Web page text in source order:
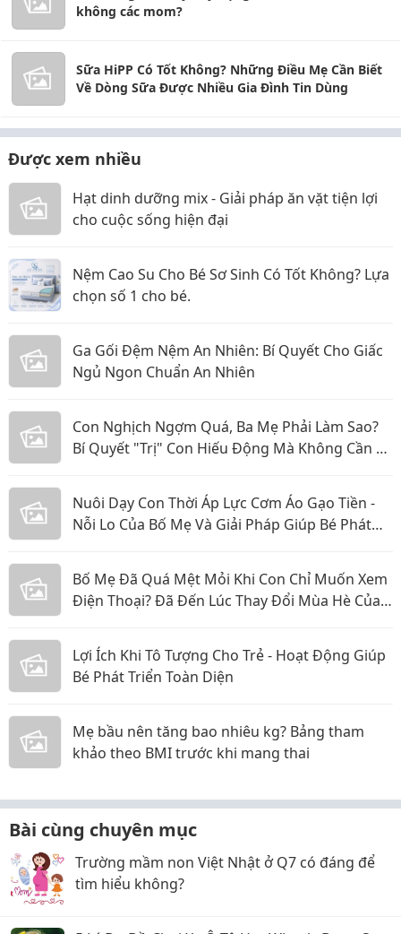
không các mom?
Sữa HiPP Có Tốt Không? Những Điều Mẹ Cần Biết
Về Dòng Sữa Được Nhiều Gia Đình Tin Dùng
Được xem nhiều
Hạt dinh dưỡng mix - Giải pháp ăn vặt tiện lợi
cho cuộc sống hiện đại
Nệm Cao Su Cho Bé Sơ Sinh Có Tốt Không? Lựa
chọn số 1 cho bé.
Ga Gối Đệm Nệm An Nhiên: Bí Quyết Cho Giấc
Ngủ Ngon Chuẩn An Nhiên
Con Nghịch Ngợm Quá, Ba Mẹ Phải Làm Sao?
Bí Quyết "Trị" Con Hiếu Động Mà Không Cần La
Nuôi Dạy Con Thời Áp Lực Cơm Áo Gạo Tiền -
Nỗi Lo Của Bố Mẹ Và Giải Pháp Giúp Bé Phát
Bố Mẹ Đã Quá Mệt Mỏi Khi Con Chỉ Muốn Xem
Điện Thoại? Đã Đến Lúc Thay Đổi Mùa Hè Của
Lợi Ích Khi Tô Tượng Cho Trẻ - Hoạt Động Giúp
Bé Phát Triển Toàn Diện
Mẹ bầu nên tăng bao nhiêu kg? Bảng tham
khảo theo BMI trước khi mang thai
Bài cùng chuyên mục
Trường mầm non Việt Nhật ở Q7 có đáng để
tìm hiểu không?